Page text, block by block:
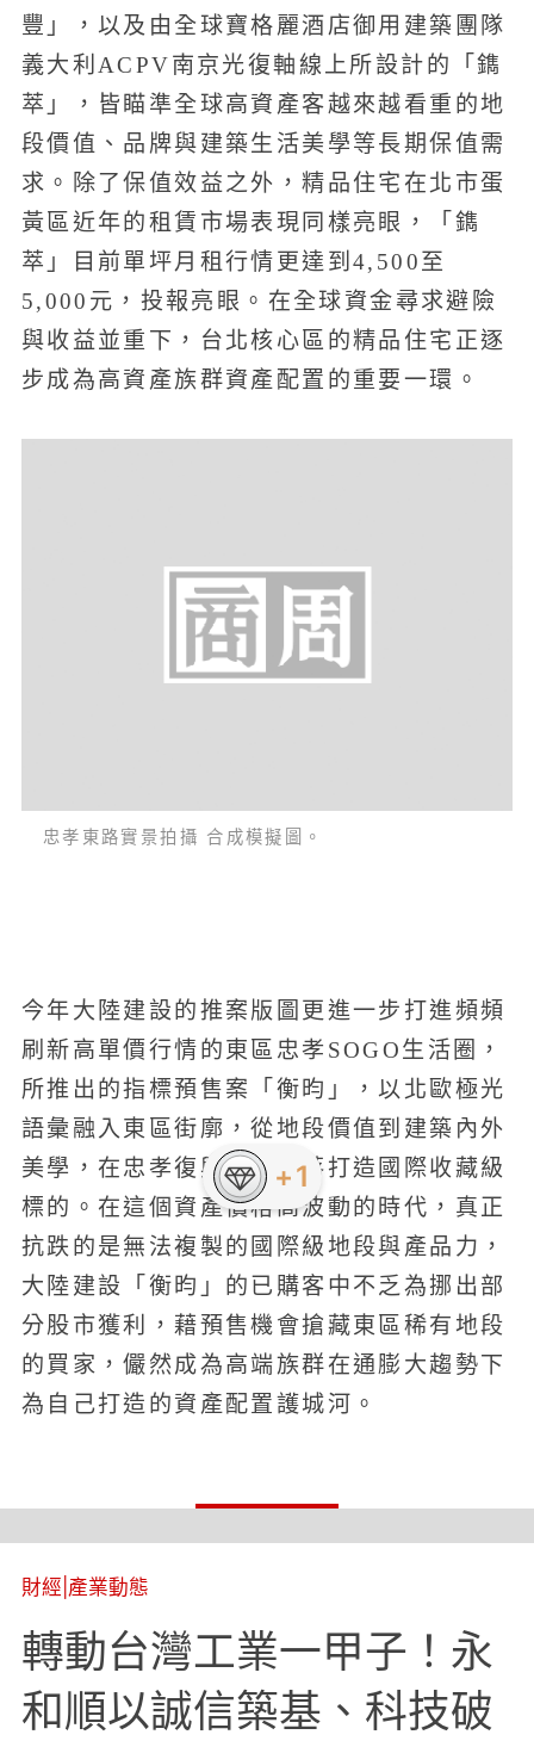
豐」，以及由全球寶格麗酒店御用建築團隊
義大利ACPV南京光復軸線上所設計的「鐫
萃」，皆瞄準全球高資產客越來越看重的地
段價值、品牌與建築生活美學等長期保值需
求。除了保值效益之外，精品住宅在北市蛋
黃區近年的租賃市場表現同樣亮眼，「鐫
萃」目前單坪月租行情更達到4,500至
5,000元，投報亮眼。在全球資金尋求避險
與收益並重下，台北核心區的精品住宅正逐
步成為高資產族群資產配置的重要一環。
忠孝東路實景拍攝 合成模擬圖。
今年大陸建設的推案版圖更進一步打進頻頻
刷新高單價行情的東區忠孝SOGO生活圈，
所推出的指標預售案「衡昀」，以北歐極光
語彙融入東區街廓，從地段價值到建築內外
美學，在忠孝復興百貨聚落打造國際收藏級
標的。在這個資產價格高波動的時代，真正
抗跌的是無法複製的國際級地段與產品力，
大陸建設「衡昀」的已購客中不乏為挪出部
分股市獲利，藉預售機會搶藏東區稀有地段
的買家，儼然成為高端族群在通膨大趨勢下
為自己打造的資產配置護城河。
財經 產業動態
轉動台灣工業一甲子！永
和順以誠信築基、科技破
+1